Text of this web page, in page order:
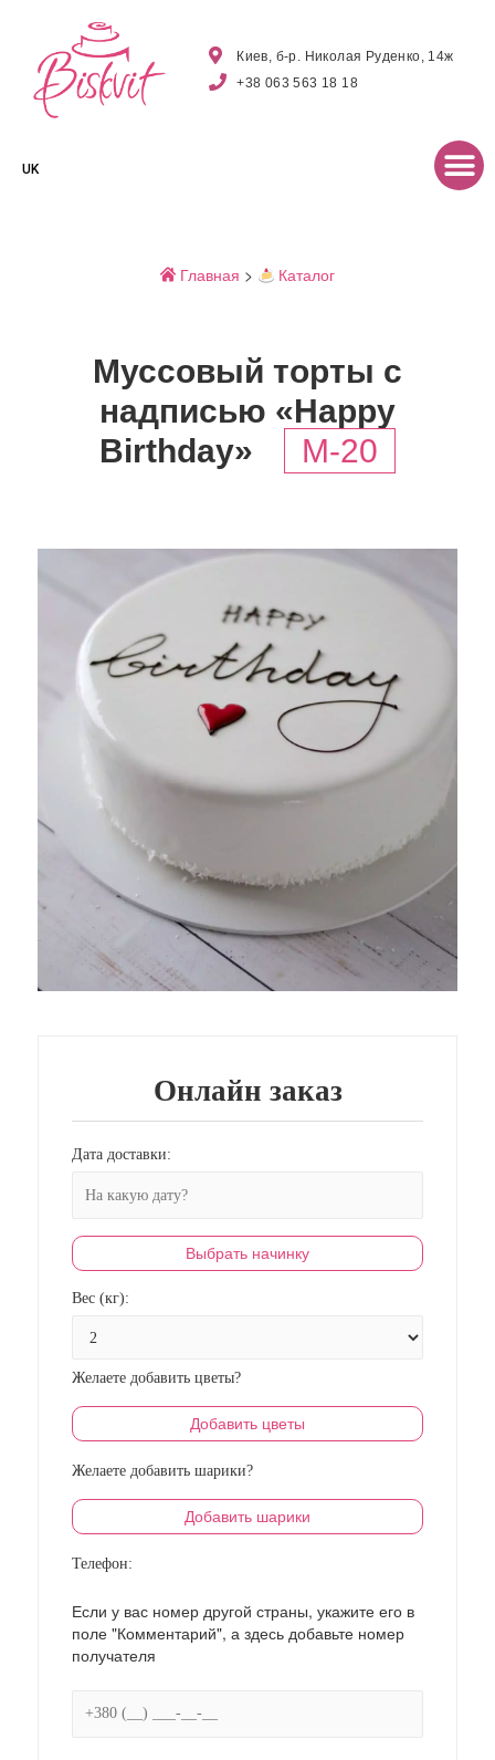
Киев, б-р. Николая Руденко, 14ж
+38 063 563 18 18
UK
Главная > Каталог
Муссовый торты с
надписью «Happy
Birthday»
M-20
Онлайн заказ
Дата доставки:
Выбрать начинку
Вес (кг):
Желаете добавить цветы?
Добавить цветы
Желаете добавить шарики?
Добавить шарики
Телефон:
Если у вас номер другой страны, укажите его в
поле "Комментарий", а здесь добавьте номер
получателя